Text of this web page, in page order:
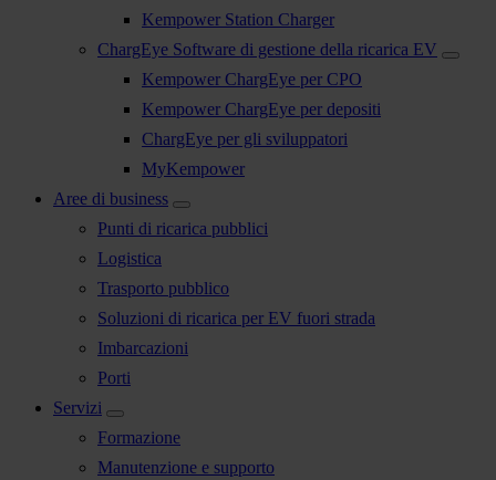
Kempower Station Charger
ChargEye Software di gestione della ricarica EV
Kempower ChargEye per CPO
Kempower ChargEye per depositi
ChargEye per gli sviluppatori
MyKempower
Aree di business
Punti di ricarica pubblici
Logistica
Trasporto pubblico
Soluzioni di ricarica per EV fuori strada
Imbarcazioni
Porti
Servizi
Formazione
Manutenzione e supporto